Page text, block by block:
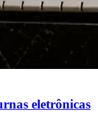
eletrônicas